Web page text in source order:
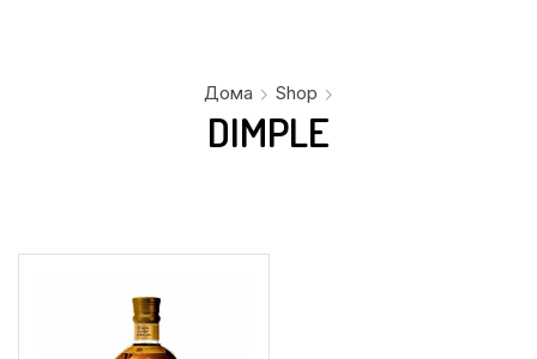
Дома Shop
DIMPLE